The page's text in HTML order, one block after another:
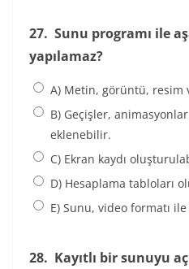
27. Sunu programı ile
yapılamaz?
A) Metin, görüntü, resim
B) Geçişler,
eklenebilir.
C) Ekran kaydı
D) Hesaplama tabloları
E) Sunu, video formatı
28. Kayıtlı bir sunuyu